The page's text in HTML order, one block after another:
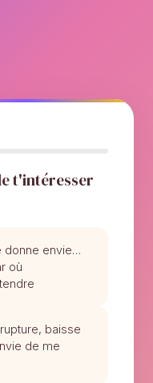
t'intéresser
donne envie…
où
baisse
de me